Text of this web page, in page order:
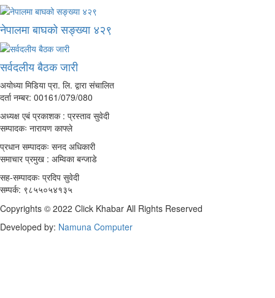
नेपालमा बाघको सङ्ख्या ४२९
सर्वदलीय बैठक जारी
अयोध्या मिडिया प्रा. लि. द्वारा संचालित
दर्ता नम्बर: 00161/079/080
अध्यक्ष एबं प्रकाशक : प्रस्ताव सुवेदी
सम्पादकः नारायण काफ्ले
प्रधान सम्पादकः सनद अधिकारी
समाचार प्रमुख : अम्विका बन्जाडे
सह-सम्पादकः प्रदिप सुवेदी
सम्पर्क: ९८५५०५४१३५
Copyrights © 2022 Click Khabar All Rights Reserved
Developed by: Namuna Computer